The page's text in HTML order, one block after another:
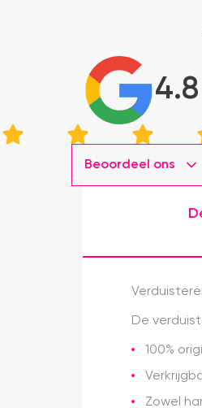
4.8
Beoordeel ons
De
100%
Zowel